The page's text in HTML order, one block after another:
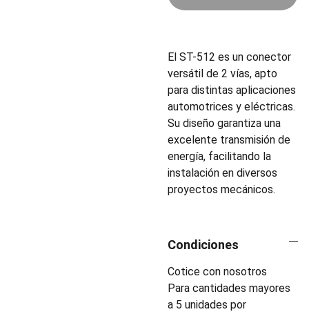
El ST-512 es un conector
versátil de 2 vías, apto
para distintas aplicaciones
automotrices y eléctricas.
Su diseño garantiza una
excelente transmisión de
energía, facilitando la
instalación en diversos
proyectos mecánicos.
Condiciones
Cotice con nosotros
Para cantidades mayores
a 5 unidades por